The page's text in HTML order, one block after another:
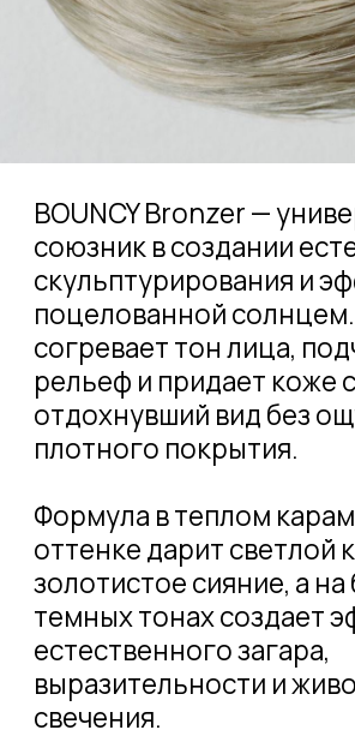
О КОЖЕ
«Натуральные и безопасные
ингредиенты для ежедневного
который основательница Наталья
Власова заложила в основу VINATA.
Экологичное производство и упаковка,
дерматологическая сертификация и
эффективные формулы на основе
натуральных компонентов делают
VINATA настоящим оазисом в вашей
ежедневной beauty-рутине.